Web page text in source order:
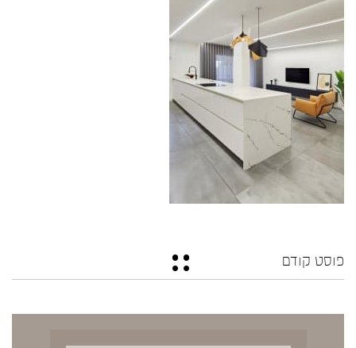
פוסט קודם